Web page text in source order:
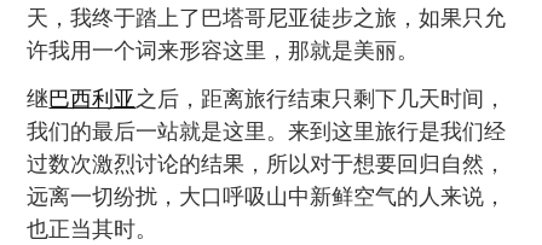
天，我终于踏上了巴塔哥尼亚徒步之旅，如果只允
许我用一个词来形容这里，那就是美丽。
继巴西利亚之后，距离旅行结束只剩下几天时间，
我们的最后一站就是这里。来到这里旅行是我们经
过数次激烈讨论的结果，所以对于想要回归自然，
远离一切纷扰，大口呼吸山中新鲜空气的人来说，
也正当其时。